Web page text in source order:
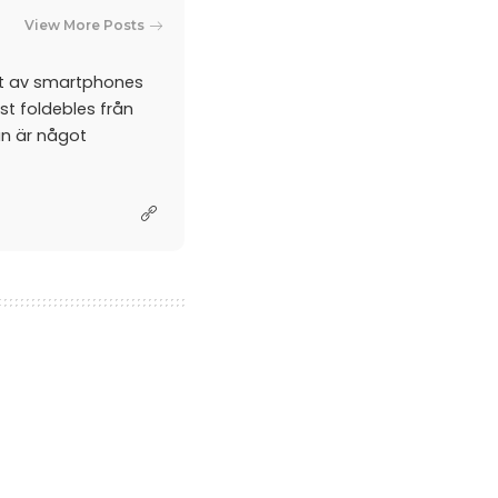
View More Posts
av smartphones
foldebles från
är något